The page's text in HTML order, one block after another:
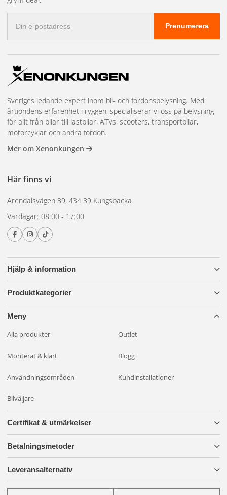
Campingbelysning
Utöver körljus behöver många husbilsägare belysning runt
fordonet vid uppställning – markiser, entrébelysning och
arbetsljus monterade på fordonets sidor eller bak ger ljus
vid last- och lossning och gör det enklare att koppla upp el,
vatten och avlopp på campingplatsen.
Frågor om belysning för din husbil?
postadress
Prenumerera
Hjälp & information
Produktkategorier
Meny
Alla produkter Outlet
Monterat & klart Blogg
Användningsområden Kundinstallationer
Bilväljare
Sveriges ledande expert inom bil- och fordonsbelysning. Med
årtiondens erfarenhet i ryggen, specialiserar vi oss på belysning
för allt från bilar till lastbilar, ATVs, scooters, transportbilar,
motorcyklar och andra fordon.
Mer om Xenonkungen
Här finns vi
Arendalsvägen 39, 434 39 Kungsbacka
Vardagar: 08:00 - 17:00
Certifikat & utmärkelser
Betalningsmetoder
Leveransalternativ